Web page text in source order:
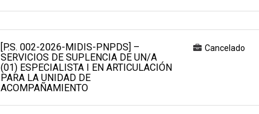
[P.S. 002-2026-MIDIS-PNPDS] –
SERVICIOS DE SUPLENCIA DE UN/A
(01) ESPECIALISTA I EN ARTICULACIÓN
PARA LA UNIDAD DE
ACOMPAÑAMIENTO
Cancelado